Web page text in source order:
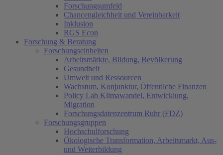
Forschungsumfeld
Chancengleichheit und Vereinbarkeit
Inklusion
RGS Econ
Forschung & Beratung
Forschungseinheiten
Arbeitsmärkte, Bildung, Bevölkerung
Gesundheit
Umwelt und Ressourcen
Wachstum, Konjunktur, Öffentliche Finanzen
Policy Lab Klimawandel, Entwicklung,
Migration
Forschungsdatenzentrum Ruhr (FDZ)
Forschungsgruppen
Hochschulforschung
Ökologische Transformation, Arbeitsmarkt, Aus-
und Weiterbildung